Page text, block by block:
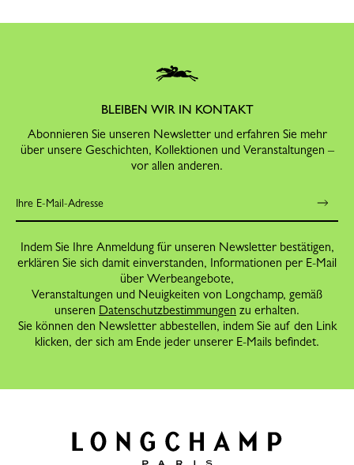
BLEIBEN WIR IN KONTAKT
Abonnieren Sie unseren Newsletter und erfahren Sie mehr
über unsere Geschichten, Kollektionen und Veranstaltungen –
vor allen anderen.
Indem Sie Ihre Anmeldung für unseren Newsletter bestätigen,
erklären Sie sich damit einverstanden, Informationen per E-Mail
über Werbeangebote,
Veranstaltungen und Neuigkeiten von Longchamp, gemäß
unseren Datenschutzbestimmungen zu erhalten.
Sie können den Newsletter abbestellen, indem Sie auf den Link
klicken, der sich am Ende jeder unserer E-Mails befindet.